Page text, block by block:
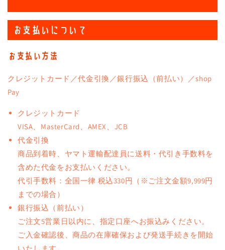
お支払いについて
お支払い方法
クレジットカード／代金引換／銀行振込（前払い）／shop
Pay
クレジットカード
VISA、MasterCard、AMEX、JCB
代金引換
商品到着時、ヤマト運輸配達員に送料・代引き手数料を
含めた代金をお支払いください。
代引手数料：全国一律 税込330円（※ご注文金額9,999円
までの場合）
銀行振込（前払い）
ご注文5営業日以内に、指定口座へお振込みください。
ご入金確認後、商品の在庫確保および発送手続きを開始